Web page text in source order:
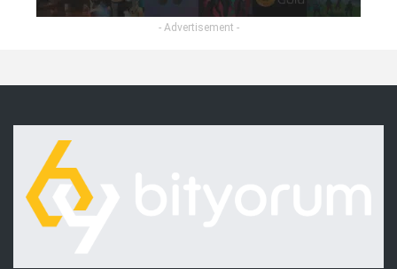
- Advertisement -